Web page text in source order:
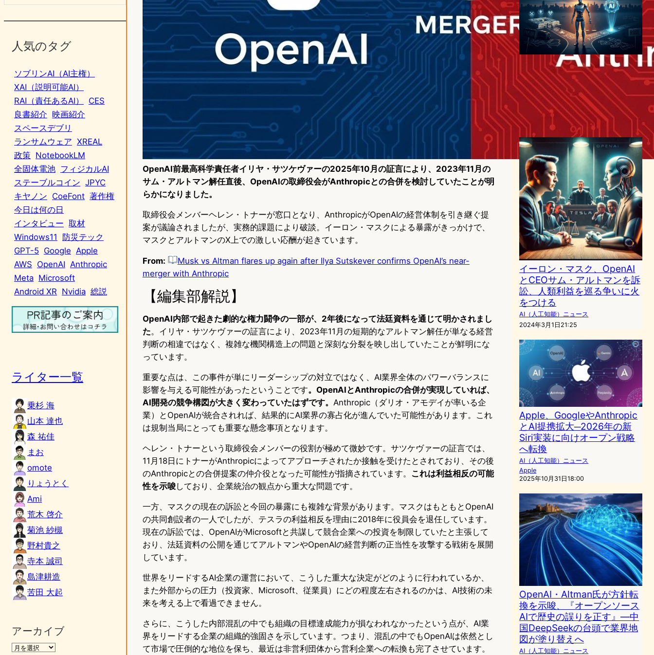
人気のタグ
ソブリンAI（AI主権）
XAI（説明可能AI）
RAI（責任あるAI）
CES
良書紹介 映画紹介
スペースデブリ
ランサムウェア XREAL
政策 NotebookLM
全固体電池 フィジカルAI
ステーブルコイン JPYC
キヤノン CoeFont 著作権
今日は何の日
インタビュー 取材
Windows11
防災テック
GPT-5 Google Apple
AWS OpenAI Anthropic
Meta Microsoft
Android XR Nvidia 総説
ライター一覧
乗杉 海
山本 達也
森 祐佳
まお
omote
りょうとく
Ami
荒木 啓介
菊池 紗槻
野村貴之
寺本 誠司
島津耕造
苦田 大起
アーカイブ
OpenAI前最高科学責任者イリヤ・サツケヴァーの2025年10月の証言により、2023年11月の
サム・アルトマン解任直後、OpenAIの取締役会がAnthropicとの合併を検討していたことが明
らかになりました。
取締役会メンバーヘレン・トナーが窓口となり、AnthropicがOpenAIの経営体制を引き継ぐ提
案が議論されましたが、実務的課題により破談。イーロン・マスクによる暴露がきっかけで、
マスクとアルトマンのX上での激しい応酬が起きています。
From:
Musk vs Altman flares up again after Ilya Sutskever confirms OpenAI’s near-
merger with Anthropic
【編集部解説】
OpenAI内部で起きた劇的な権力闘争の一部が、2年後になって法廷資料を通じて明かされまし
た。イリヤ・サツケヴァーの証言により、2023年11月の短期的なアルトマン解任が単なる経営
判断の相違ではなく、複雑な機関構造上の問題と深刻な分裂を映し出していたことが鮮明にな
っています。
重要な点は、この事件が単にリーダーシップの対立ではなく、AI業界全体のパワーバランスに
影響を与える可能性があったということです。OpenAIとAnthropicの合併が実現していれば、
AI開発の競争構図が大きく変わっていたはずです。 Anthropic（ダリオ・アモデイが率いる企
業）とOpenAIが統合されれば、結果的にAI業界の寡占化が進んでいた可能性があります。これ
は規制当局にとっても重要な懸念事項となります。
ヘレン・トナーという取締役会メンバーの役割が極めて微妙です。サツケヴァーの証言では、
11月18日にトナーがAnthropicによってアプローチされたか接触を受けたとされており、その後
のAnthropicとの合併提案の仲介役となった可能性が指摘されています。
これは利益相反の可能
性を示唆しており、企業統治の観点から重大な問題です。
一方、マスクの現在の訴訟と今回の暴露にも複雑な背景があります。マスクはもともとOpenAI
の共同創設者の一人でしたが、テスラの利益相反を理由に2018年に役員会を退任しています。
現在の訴訟では、OpenAIがMicrosoftと共謀して競合企業への投資を制限していたと主張して
おり、法廷資料の公開を通じてアルトマンやOpenAIの経営判断の正当性を攻撃する戦術を展開
しています。
世界をリードするAI企業の運営において、こうした重大な決定がどのように行われているか、
また外部からの圧力（投資家、Microsoft、従業員）にどの程度左右されるのかは、AI技術の未
来を考える上で看過できません。
さらに、こうした内部混乱の中でも組織の目標達成能力が損なわれなかったという点が、AI業
界をリードする企業の組織的強固さを示しています。つまり、混乱の中でもOpenAIは依然とし
て市場で圧倒的な地位を保ち、最近は非営利団体から営利企業への転換も完了させています。
OpenAI、ペンタゴンとのAI
契約で炎上——アルトマンが
認めた「拙速」の代償
AI（人工知能）ニュース｜
テクノロジーと社会ニュース
OpenAI
2026年3月7日18:41
イーロン・マスク、OpenAI
とCEOサム・アルトマンを訴
訟、人類利益を巡る争いに火
をつける
AI（人工知能）ニュース
2024年3月1日21:25
Apple、GoogleやAnthropic
とAI提携拡大─2026年の新
Siri実装に向けオープン戦略
へ転換
AI（人工知能）ニュース
Apple
2025年10月31日18:00
OpenAI・Altman氏が方針転
換を示唆、『オープンソース
AIで歴史の誤りを正す』―中
国DeepSeekの台頭で業界地
図が塗り替えへ
AI（人工知能）ニュース